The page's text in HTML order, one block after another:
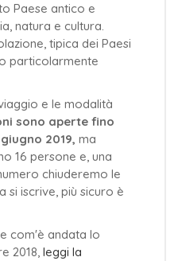
Paese antico e
natura e cultura.
tipica dei Paesi
particolarmente
e le modalità
sono aperte fino
2019, ma
16 persone e, una
chiuderemo le
si iscrive, più sicuro è
com'è andata lo
2018, leggi la